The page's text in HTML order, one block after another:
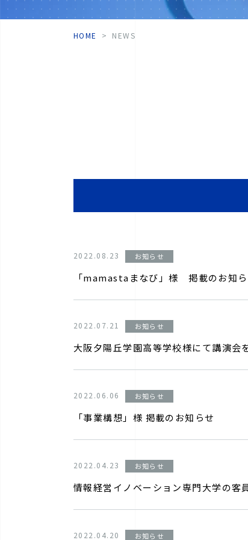
HOME NEWS
2022.08.23 お知らせ
「mamastaまなび」様 掲載のお知
2022.07.21 お知らせ
大阪夕陽丘学園高等学校様にて講演会
2022.06.06 お知らせ
「事業構想」様 掲載のお知らせ
2022.04.23 お知らせ
情報経営イノベーション専門大学の客
2022.04.20 お知らせ